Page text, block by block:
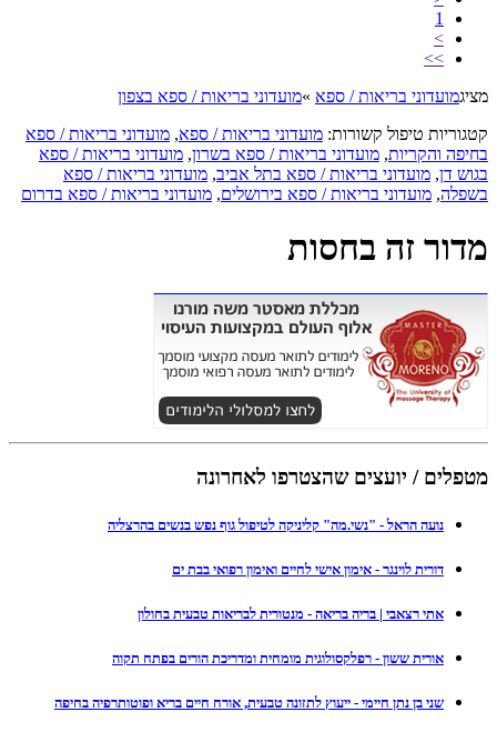
1
>
>>
מציגמועדוני בריאות / ספא »מועדוני בריאות / ספא בצפון
קטגוריות טיפול קשורות: מועדוני בריאות / ספא, מועדוני בריאות / ספא
בחיפה והקריות, מועדוני בריאות / ספא בשרון, מועדוני בריאות / ספא
בגוש דן, מועדוני בריאות / ספא בתל אביב, מועדוני בריאות / ספא
בשפלה, מועדוני בריאות / ספא בירושלים, מועדוני בריאות / ספא בדרום
מדור זה בחסות
מטפלים / יועצים שהצטרפו לאחרונה
נועה הראל - "נשי.מה" קליניקה לטיפול גוף נפש בנשים בהרצליה
דורית לוינגר - אימון אישי לחיים ואימון רפואי בבת ים
אתי רצאבי | בריה בריאה - מנטורית לבריאות טבעית בחולון
אורית ששון - רפלקסולוגית מומחית ומדריכת הורים בפתח תקוה
שני בן נתן חיימי - ייעוץ לתזונה טבעית, אורח חיים בריא ופוטותרפיה בחיפה